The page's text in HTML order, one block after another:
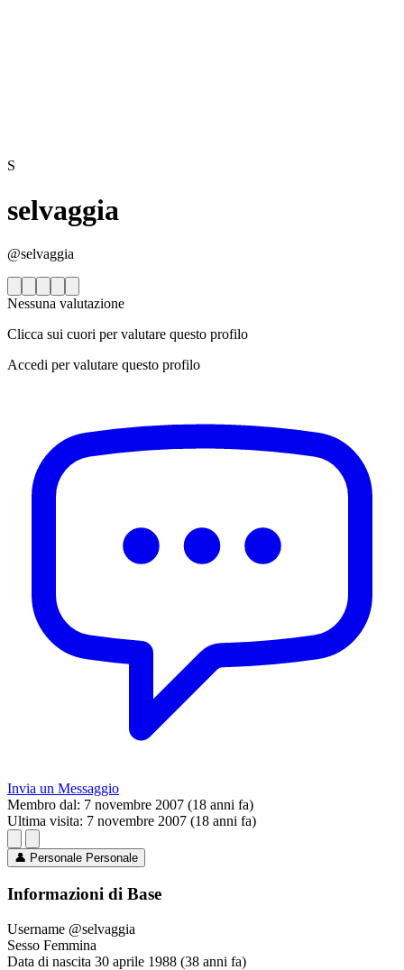
S
selvaggia
@selvaggia
Nessuna valutazione
Clicca sui cuori per valutare questo profilo
Accedi per valutare questo profilo
Invia un Messaggio
Membro dal: 7 novembre 2007 (18 anni fa)
Ultima visita: 7 novembre 2007 (18 anni fa)
👤 Personale Personale
Informazioni di Base
Username @selvaggia
Sesso Femmina
Data di nascita 30 aprile 1988 (38 anni fa)